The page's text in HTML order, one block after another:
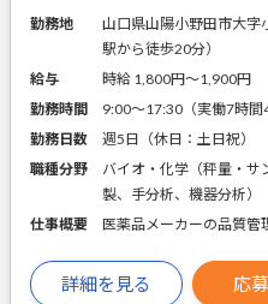
勤務地
山口県山陽小野田市大字
駅から徒歩20分）
給与
時給 1,800円〜1,900円
勤務時間
9:00～17:30（実働7時間
勤務日数
週5日（休日：土日祝）
職種分野
バイオ・化学（秤量・サ
製、手分析、機器分析）
仕事概要
医薬品メーカーの品質管
詳細を見る 応